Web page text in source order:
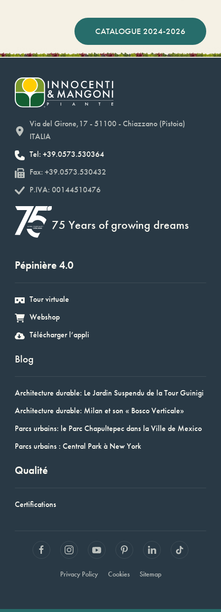
CATALOGUE 2024-2026
Via del Girone,17 - 51100 - Chiazzano (Pistoia)
ITALIA
Tel: +39.0573.530364
Fax: +39.0573.530432
P.IVA: 00144510476
75 Years of growing dreams
Pépinière 4.0
Tour virtuale
Webshop
Télécharger l’appli
Blog
Architecture durable: Le Jardin Suspendu de la Tour Guinigi
Architecture durable: Milan et son « Bosco Verticale»
Parcs urbains: le Parc Chapultepec dans la Ville de Mexico
Parcs urbains : Central Park à New York
Qualité
Certifications
Privacy Policy Cookies Sitemap